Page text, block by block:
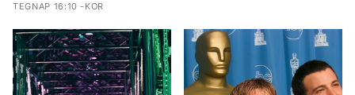
TEGNAP 16:10 -KOR